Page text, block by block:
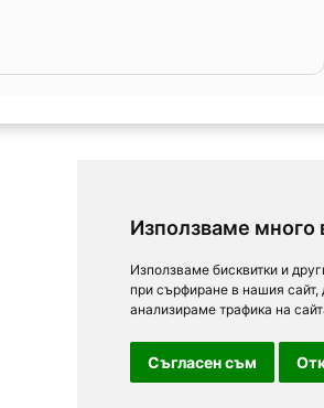
Използваме много
Използваме бисквитки и
при сърфиране в нашия
анализираме трафика на
Съгласен съм